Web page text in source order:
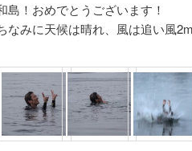
島！おめでとうございます！
なみに天候は晴れ、風は追い風